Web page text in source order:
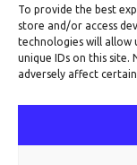
To provide the best
store and/or access
technologies will allow
unique IDs on this
adversely affect